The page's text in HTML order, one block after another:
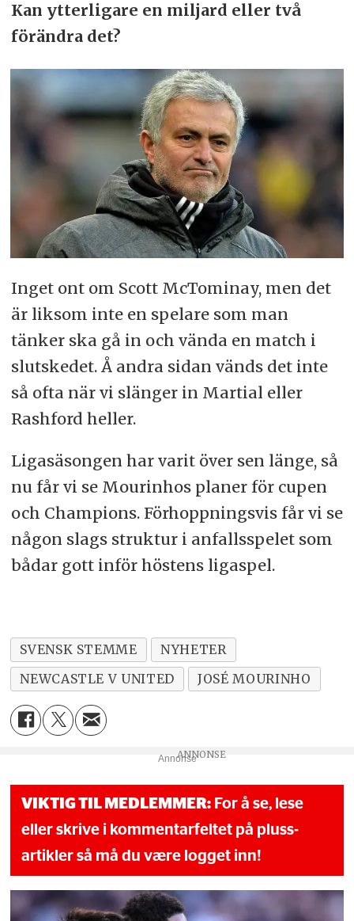
Kan ytterligare en miljard eller två
förändra det?
Inget ont om Scott McTominay, men det
är liksom inte en spelare som man
tänker ska gå in och vända en match i
slutskedet. Å andra sidan vänds det inte
så ofta när vi slänger in Martial eller
Rashford heller.
Ligasäsongen har varit över sen länge, så
nu får vi se Mourinhos planer för cupen
och Champions. Förhoppningsvis får vi se
någon slags struktur i anfallsspelet som
bådar gott inför höstens ligaspel.
SVENSK STEMME
NYHETER
NEWCASTLE V UNITED
JOSÉ MOURINHO
Annonse
VIKTIG TIL MEDLEMMER: For å se, lese
eller skrive i kommentarfeltet på pluss-
artikler så må du være logget inn!